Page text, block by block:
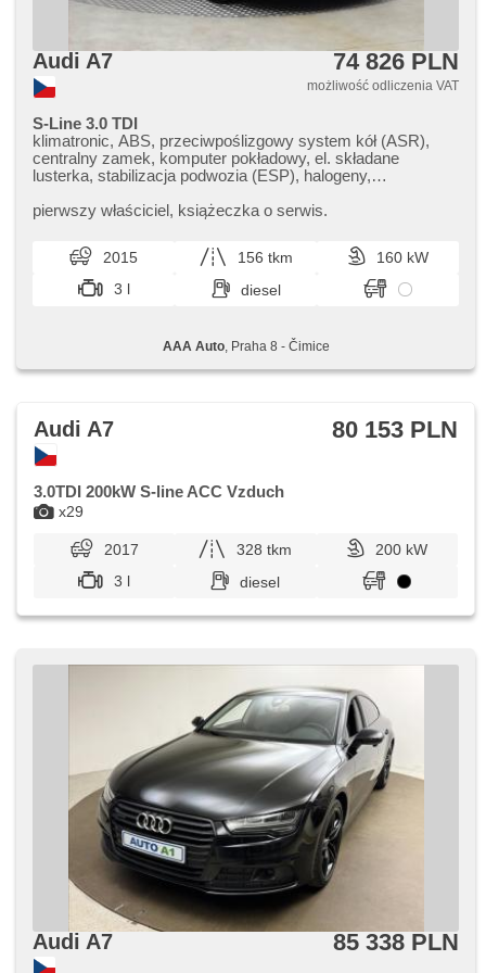
Audi A7 74 826 PLN
możliwość odliczenia VAT
S-Line 3.0 TDI
klimatronic, ABS, przeciwpoślizgowy system kół (ASR),
centralny zamek, komputer pokładowy, el. składane
lusterka, stabilizacja podwozia (ESP), halogeny,
przycisk start, czujnik ciśnienia opon, USB, felgi
układu kierowniczego, el. opuszczane szyby, radio
fabryczne, automat, napęd 4x4
pierwszy właściciel,​ książeczka o serwis.
2015 156 tkm
160 kW
3 l
diesel
AAA Auto, Praha 8 - Čimice
x29
Audi A7 80 153 PLN
3.0TDI 200kW S-line ACC Vzduch
2017 328 tkm
200 kW
3 l
diesel
Audi A7 85 338 PLN